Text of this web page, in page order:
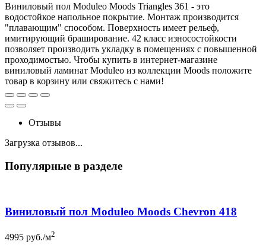
Виниловый пол Moduleo Moods Triangles 361 - это
водостойкое напольное покрытие. Монтаж производится
"плавающим" способом. Поверхность имеет рельеф,
имитирующий браширование. 42 класс износостойкости
позволяет производить укладку в помещениях с повышенной
проходимостью. Чтобы купить в интернет-магазине
виниловый ламинат Moduleo из коллекции Moods положите
товар в корзину или свяжитесь с нами!
Отзывы
Загрузка отзывов...
Популярные в разделе
Виниловый пол Moduleo Moods Chevron 418
4995 руб./м2